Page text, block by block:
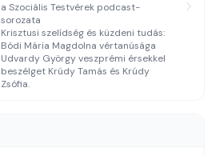
a Szociális Testvérek podcast-
sorozata
Krisztusi szelídség és küzdeni tudás:
Bódi Mária Magdolna vértanúsága
Udvardy György veszprémi érsekkel
beszélget Krúdy Tamás és Krúdy
Zsófia.